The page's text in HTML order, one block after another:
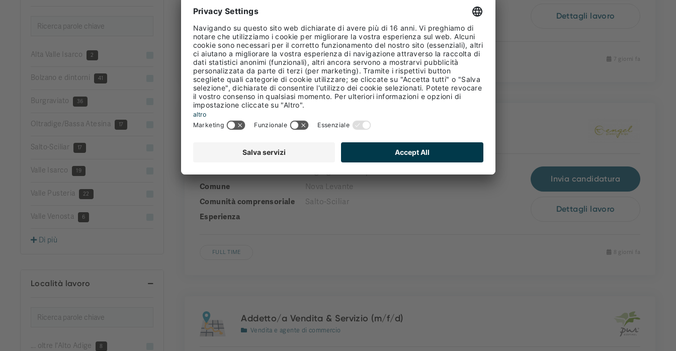
Alta Valle Isarco 2
Bolzano e dintorni 41
Burgraviato 36
Oltradige/Bassa Atesina 17
Salto-Sciliar 17
Valle Isarco 19
Valle Pusteria 22
Valle Venosta 6
Di più
Località lavoro
... oltre l'Alto Adige 8
Comunità comprensoriale
Esperienza
Dettagli lavoro
FULL TIME 7 giorni fa
Receptionist
Comune
Nova Levante
Comunità comprensoriale
Salto-Sciliar
Esperienza
Invia candidatura
Dettagli lavoro
FULL TIME 8 giorni fa
Addetto/a Vendita & Servizio (m/f/d)
Vendita e agente di commercio